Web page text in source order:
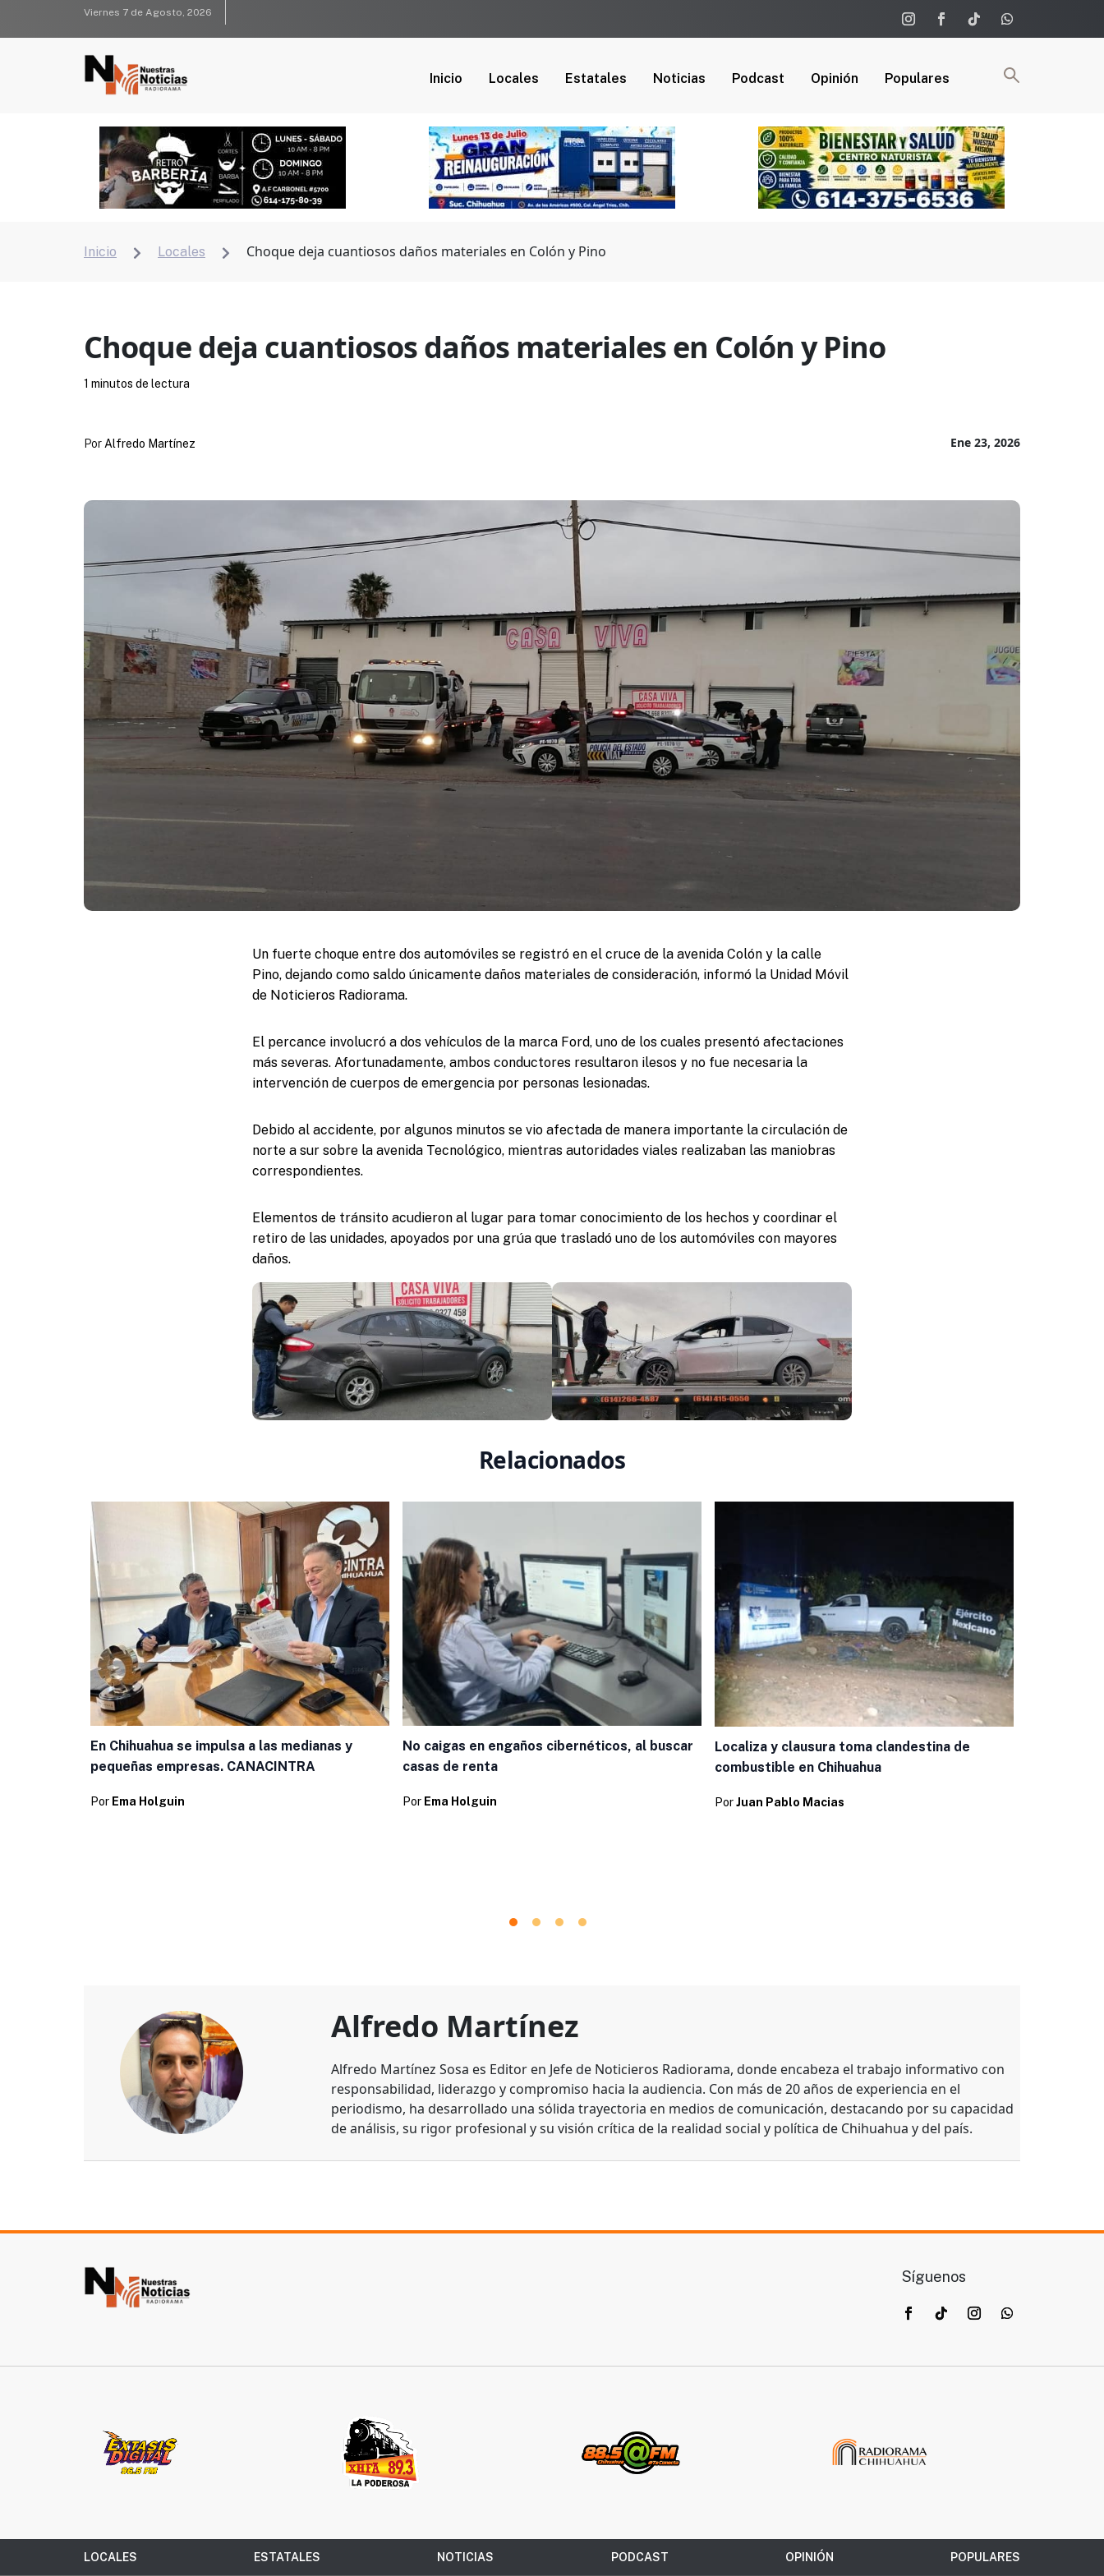
Viernes 7 de Agosto, 2026
Inicio Locales Estatales Noticias Podcast Opinión Populares
Inicio  Locales  Choque deja cuantiosos daños materiales en Colón y Pino
Choque deja cuantiosos daños materiales en Colón y Pino
Ene 23, 2026
Por Alfredo Martínez
1 minutos de lectura
Un fuerte choque entre dos automóviles se registró en el cruce de la avenida Colón y la calle
Pino, dejando como saldo únicamente daños materiales de consideración, informó la Unidad Móvil
de Noticieros Radiorama.
El percance involucró a dos vehículos de la marca Ford, uno de los cuales presentó afectaciones
más severas. Afortunadamente, ambos conductores resultaron ilesos y no fue necesaria la
intervención de cuerpos de emergencia por personas lesionadas.
Debido al accidente, por algunos minutos se vio afectada de manera importante la circulación de
norte a sur sobre la avenida Tecnológico, mientras autoridades viales realizaban las maniobras
correspondientes.
Elementos de tránsito acudieron al lugar para tomar conocimiento de los hechos y coordinar el
retiro de las unidades, apoyados por una grúa que trasladó uno de los automóviles con mayores
daños.
Relacionados
En Chihuahua se impulsa a las medianas y
pequeñas empresas. CANACINTRA
Por Ema Holguin
No caigas en engaños cibernéticos, al buscar
casas de renta
Por Ema Holguin
Localiza y clausura toma clandestina de
combustible en Chihuahua
PorJuan Pablo Macias
Alfredo Martínez
Alfredo Martínez Sosa es Editor en Jefe de Noticieros Radiorama, donde encabeza el trabajo informativo con
responsabilidad, liderazgo y compromiso hacia la audiencia. Con más de 20 años de experiencia en el
periodismo, ha desarrollado una sólida trayectoria en medios de comunicación, destacando por su capacidad
de análisis, su rigor profesional y su visión crítica de la realidad social y política de Chihuahua y del país.
Síguenos
LOCALES ESTATALES NOTICIAS PODCAST OPINIÓN POPULARES